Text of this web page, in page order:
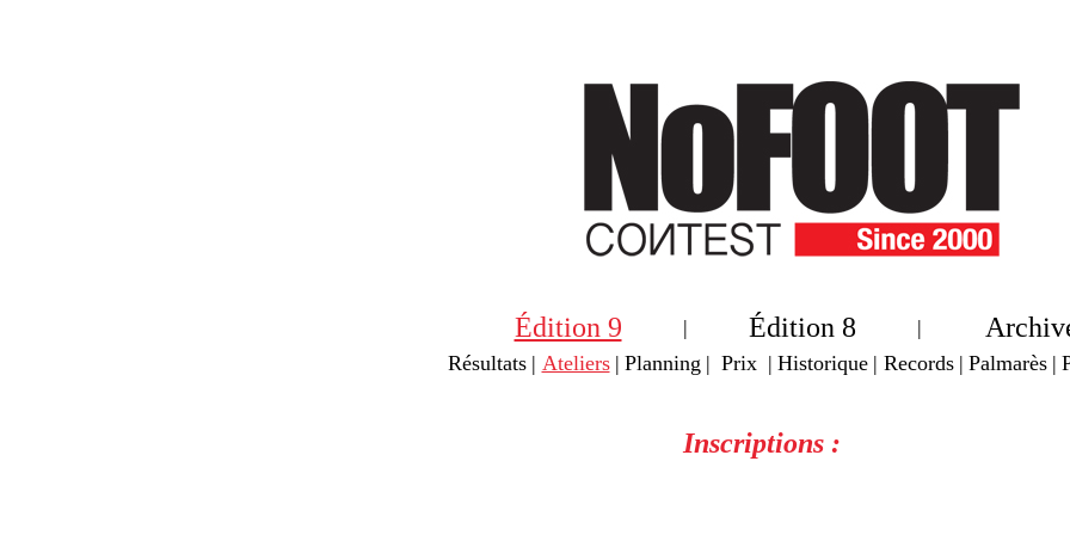
Édition 9 | Édition 8 |
Résultats | Ateliers | Planning | Prix | Historique | Records | Palmarès |
Inscriptions :